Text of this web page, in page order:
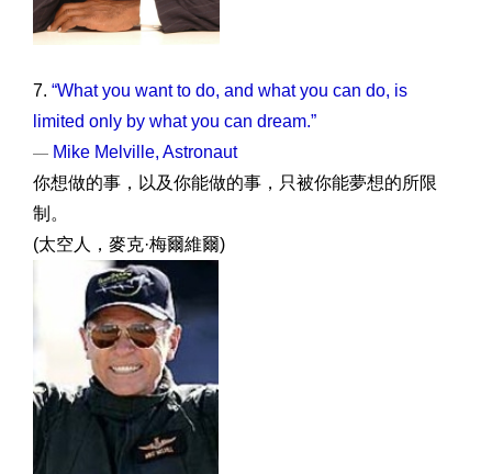
7. “What you want to do, and what you can do, is
limited only by what you can dream.”
— Mike Melville, Astronaut
你想做的事，以及你能做的事，只被你能夢想的所限
制。
(太空人，麥克·梅爾維爾)